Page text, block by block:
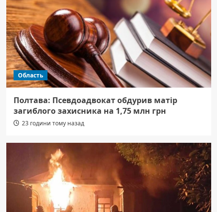
Область
Полтава: Псевдоадвокат обдурив матір
загиблого захисника на 1,75 млн грн
23 години тому назад